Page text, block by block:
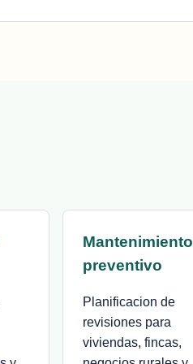
Mantenimiento
preventivo
Planificacion de
revisiones para
viviendas, fincas,